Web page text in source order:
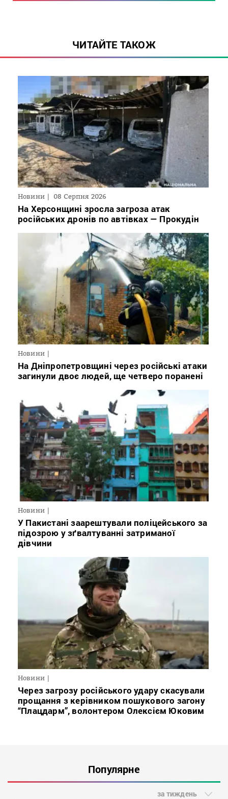
ЧИТАЙТЕ ТАКОЖ
Новини 08 Серпня 2026
На Херсонщині зросла загроза атак
російських дронів по автівках — Прокудін
Новини
На Дніпропетровщині через російські атаки
загинули двоє людей, ще четверо поранені
Новини
У Пакистані заарештували поліцейського за
підозрою у зґвалтуванні затриманої
дівчини
Новини
Через загрозу російського удару скасували
прощання з керівником пошукового загону
“Плацдарм”, волонтером Олексієм Юковим
Популярне
за тиждень